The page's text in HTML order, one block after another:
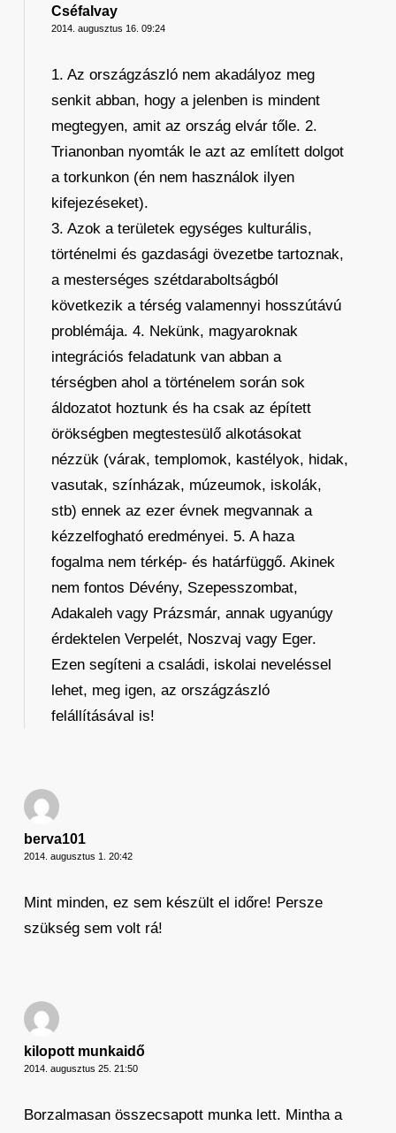
Cséfalvay
2014. augusztus 16. 09:24
1. Az országzászló nem akadályoz meg
senkit abban, hogy a jelenben is mindent
megtegyen, amit az ország elvár tőle. 2.
Trianonban nyomták le azt az említett dolgot
a torkunkon (én nem használok ilyen
kifejezéseket).
3. Azok a területek egységes kulturális,
történelmi és gazdasági övezetbe tartoznak,
a mesterséges szétdaraboltságból
következik a térség valamennyi hosszútávú
problémája. 4. Nekünk, magyaroknak
integrációs feladatunk van abban a
térségben ahol a történelem során sok
áldozatot hoztunk és ha csak az épített
örökségben megtestesülő alkotásokat
nézzük (várak, templomok, kastélyok, hidak,
vasutak, színházak, múzeumok, iskolák,
stb) ennek az ezer évnek megvannak a
kézzelfogható eredményei. 5. A haza
fogalma nem térkép- és határfüggő. Akinek
nem fontos Dévény, Szepesszombat,
Adakaleh vagy Prázsmár, annak ugyanúgy
érdektelen Verpelét, Noszvaj vagy Eger.
Ezen segíteni a családi, iskolai neveléssel
lehet, meg igen, az országzászló
felállításával is!
berva101
2014. augusztus 1. 20:42
Mint minden, ez sem készült el időre! Persze
szükség sem volt rá!
kilopott munkaidő
2014. augusztus 25. 21:50
Borzalmasan összecsapott munka lett. Mintha a